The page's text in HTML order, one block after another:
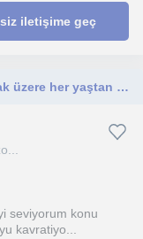
iletişime geç
Lise üniversite orta okul ve ilkokul olmak üzere her yaştan kişiye özel ders verilir
seviyorum konu
kavratiyo...